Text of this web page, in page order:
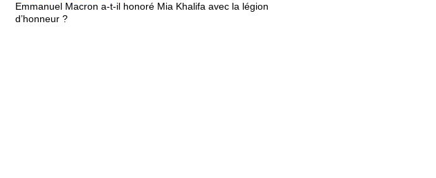
Emmanuel Macron a-t-il honoré Mia Khalifa avec la légion
d’honneur ?